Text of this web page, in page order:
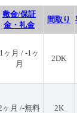
敷金/保証
金・礼金
間取り
1ヶ月 / -1ヶ
月
2DK
ヶ月 /-無料 2K